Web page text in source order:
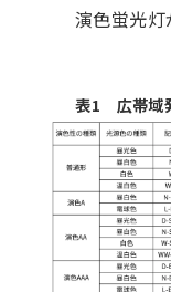
演色蛍光灯
表1 広帯域